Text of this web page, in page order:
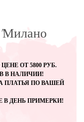
ОТ 5800 РУБ.
В НАЛИЧИИ!
ПЛАТЬЯ ПО ВАШЕЙ
В ДЕНЬ ПРИМЕРКИ!